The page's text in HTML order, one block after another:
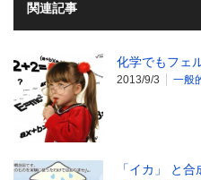
関連記事
化学でもフェ
2013/9/3 一般
「イカ」 と